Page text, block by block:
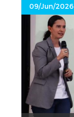
09/Jun/2026